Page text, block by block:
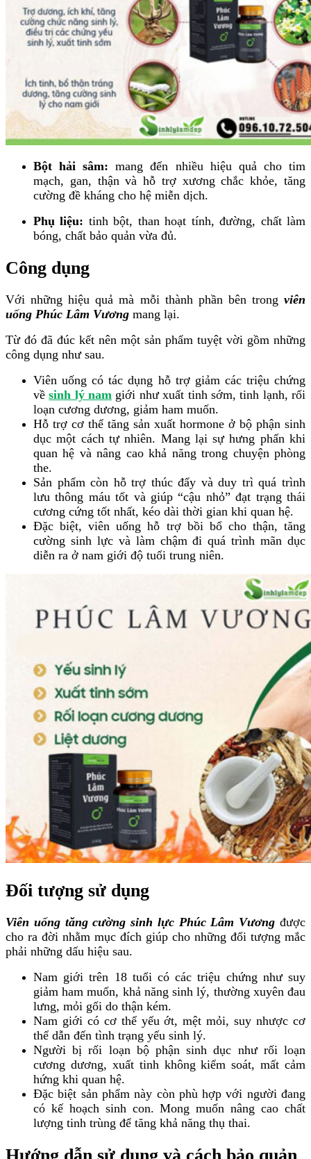
Bột hải sâm:mang đến nhiều hiệu quả cho tim
mạch, gan, thận và hỗ trợ xương chắc khỏe, tăng
cường đề kháng cho hệ miễn dịch.
Phụ liệu: tinh bột, than hoạt tính, đường, chất làm
bóng, chất bảo quản vừa đủ.
Công dụng
Với những hiệu quả mà mỗi thành phần bên trong viên
uống Phúc Lâm Vương mang lại.
Từ đó đã đúc kết nên một sản phẩm tuyệt vời gồm những
công dụng như sau.
Viên uống có tác dụng hỗ trợ giảm các triệu chứng
vềsinh lý nam giới như xuất tinh sớm, tinh lạnh, rối
loạn cương dương, giảm ham muốn.
Hỗ trợ cơ thể tăng sản xuất hormone ở bộ phận sinh
dục một cách tự nhiên. Mang lại sự hưng phấn khi
quan hệ và nâng cao khả năng trong chuyện phòng
the.
Sản phẩm còn hỗ trợ thúc đẩy và duy trì quá trình
lưu thông máu tốt và giúp “cậu nhỏ” đạt trạng thái
cương cứng tốt nhất, kéo dài thời gian khi quan hệ.
Đặc biệt, viên uống hỗ trợ bồi bổ cho thận, tăng
cường sinh lực và làm chậm đi quá trình mãn dục
diễn ra ở nam giới độ tuổi trung niên.
Đối tượng sử dụng
Viên uống tăng cường sinh lực Phúc Lâm Vương được
cho ra đời nhằm mục đích giúp cho những đối tượng mắc
phải những dấu hiệu sau.
Nam giới trên 18 tuổi có các triệu chứng như suy
giảm ham muốn, khả năng sinh lý, thường xuyên đau
lưng, mỏi gối do thận kém.
Nam giới có cơ thể yếu ớt, mệt mỏi, suy nhược cơ
thể dẫn đến tình trạng yếu sinh lý.
Người bị rối loạn bộ phận sinh dục như rối loạn
cương dương, xuất tinh không kiểm soát, mất cảm
hứng khi quan hệ.
Đặc biệt sản phẩm này còn phù hợp với người đang
có kế hoạch sinh con. Mong muốn nâng cao chất
lượng tinh trùng để tăng khả năng thụ thai.
Hướng dẫn sử dụng và cách bảo quản